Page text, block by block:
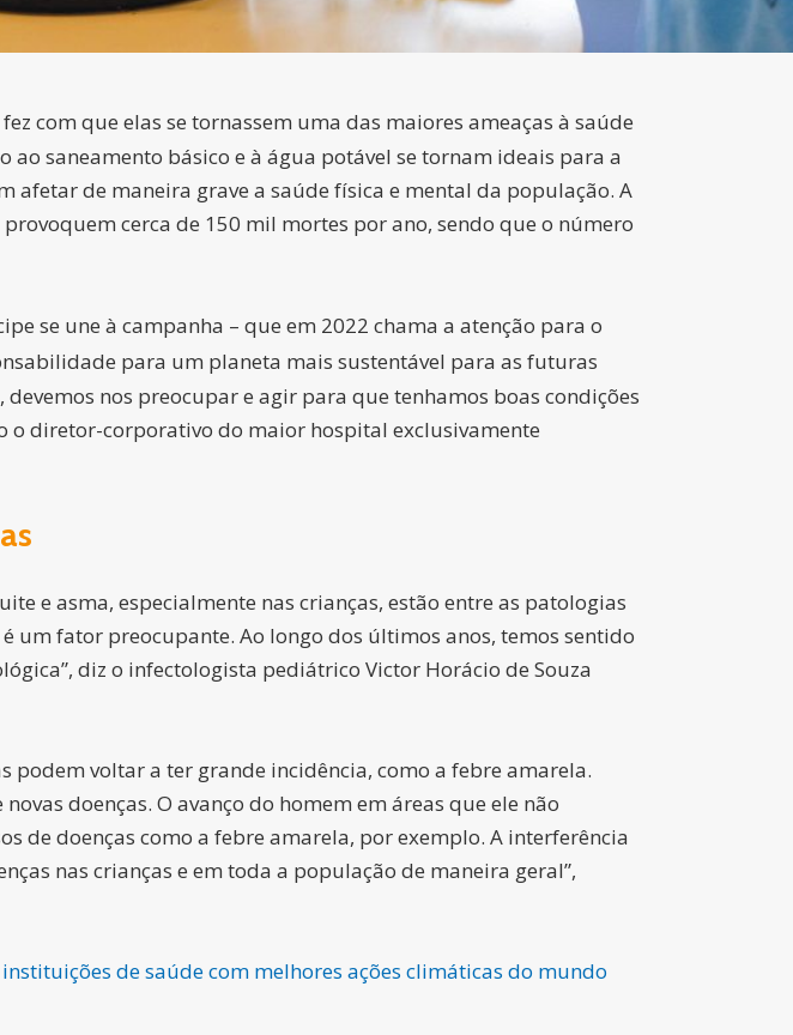
com que elas se tornassem uma das maiores ameaças à saúde
saneamento básico e à água potável se tornam ideais para a
afetar de maneira grave a saúde física e mental da população. A
cerca de 150 mil mortes por ano, sendo que o número
se une à campanha – que em 2022 chama a atenção para o
para um planeta mais sustentável para as futuras
devemos nos preocupar e agir para que tenhamos boas condições
o diretor-corporativo do maior hospital exclusivamente
e asma, especialmente nas crianças, estão entre as patologias
um fator preocupante. Ao longo dos últimos anos, temos sentido
diz o infectologista pediátrico Victor Horácio de Souza
podem voltar a ter grande incidência, como a febre amarela.
doenças. O avanço do homem em áreas que ele não
de doenças como a febre amarela, por exemplo. A interferência
nas crianças e em toda a população de maneira geral”,
de saúde com melhores ações climáticas do mundo